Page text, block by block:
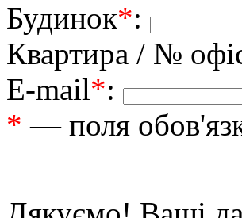
Будинок*:
Квартира / №
E-mail*:
* — поля